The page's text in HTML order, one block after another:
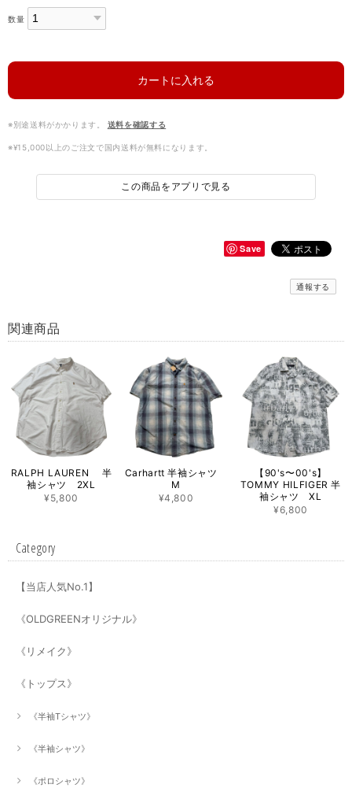
数量
カートに入れる
※別途送料がかかります。 送料を確認する
※¥15,000以上のご注文で国内送料が無料になります。
この商品をアプリで見る
Save
通報する
関連商品
RALPH LAUREN 半
袖シャツ 2XL
¥5,800
Carhartt 半袖シャツ
M
¥4,800
【90's〜00's】
TOMMY HILFIGER 半
袖シャツ XL
¥6,800
Category
【当店人気No.1】
《OLDGREENオリジナル》
《リメイク》
《トップス》
《半袖Tシャツ》
《半袖シャツ》
《ポロシャツ》